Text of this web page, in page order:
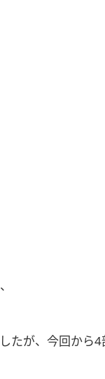
たが、今回か